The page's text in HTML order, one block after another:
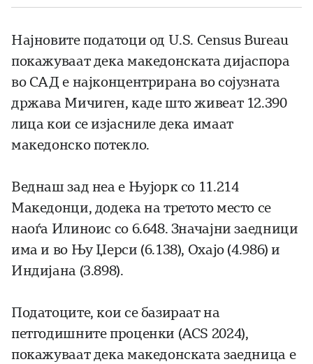
Најновите податоци од U.S. Census Bureau
покажуваат дека македонската дијаспора
во САД е најконцентрирана во сојузната
држава Мичиген, каде што живеат 12.390
лица кои се изјасниле дека имаат
македонско потекло.
Веднаш зад неа е Њујорк со 11.214
Македонци, додека на третото место се
наоѓа Илиноис со 6.648. Значајни заедници
има и во Њу Џерси (6.138), Охајо (4.986) и
Индијана (3.898).
Податоците, кои се базираат на
петгодишните проценки (ACS 2024),
покажуваат дека македонската заедница е